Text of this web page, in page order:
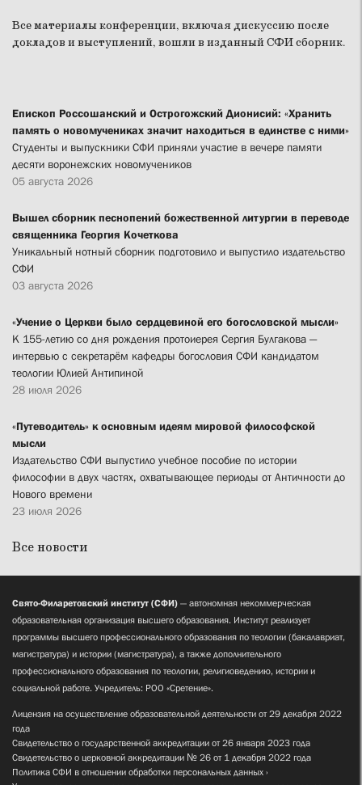
Все материалы конференции, включая дискуссию после
докладов и выступлений, вошли в изданный СФИ сборник.
Епископ Россошанский и Острогожский Дионисий: «Хранить
память о новомучениках значит находиться в единстве с ними»
Студенты и выпускники СФИ приняли участие в вечере памяти
десяти воронежских новомучеников
05 августа 2026
Вышел сборник песнопений божественной литургии в переводе
священника Георгия Кочеткова
Уникальный нотный сборник подготовило и выпустило издательство
СФИ
03 августа 2026
«Учение о Церкви было сердцевиной его богословской мысли»
К 155-летию со дня рождения протоиерея Сергия Булгакова —
интервью с секретарём кафедры богословия СФИ кандидатом
теологии Юлией Антипиной
28 июля 2026
«Путеводитель» к основным идеям мировой философской
мысли
Издательство СФИ выпустило учебное пособие по истории
философии в двух частях, охватывающее периоды от Античности до
Нового времени
23 июля 2026
Все новости
Свято-Филаретовский институт (СФИ) — автономная некоммерческая
образовательная организация высшего образования. Институт реализует
программы высшего профессионального образования по теологии (бакалавриат,
магистратура) и истории (магистратура), а также дополнительного
профессионального образования по теологии, религиоведению, истории и
социальной работе. Учредитель: РОО «Сретение».
Лицензия на осуществление образовательной деятельности от 29 декабря 2022
года
Свидетельство о государственной аккредитации от 26 января 2023 года
Свидетельство о церковной аккредитации № 26 от 1 декабря 2022 года
Политика СФИ в отношении обработки персональных данных